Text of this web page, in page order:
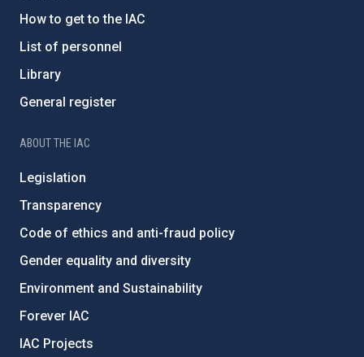
How to get to the IAC
List of personnel
Library
General register
ABOUT THE IAC
Legislation
Transparency
Code of ethics and anti-fraud policy
Gender equality and diversity
Environment and Sustainability
Forever IAC
IAC Projects